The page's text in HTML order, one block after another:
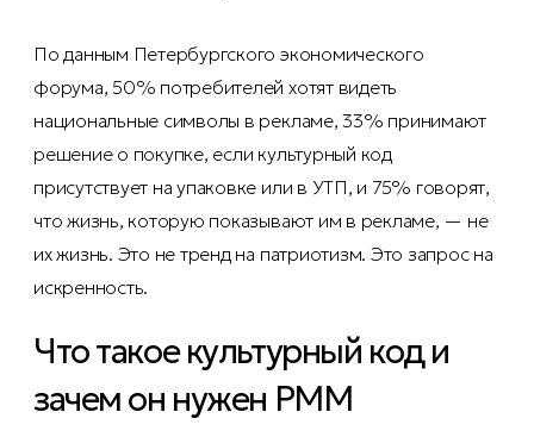
По данным Петербургского экономического
форума, 50% потребителей хотят видеть
национальные символы в рекламе, 33% принимают
решение о покупке, если культурный код
присутствует на упаковке или в УТП, и 75% говорят,
что жизнь, которую показывают им в рекламе, — не
их жизнь. Это не тренд на патриотизм. Это запрос на
искренность.
Что такое культурный код и
зачем он нужен PMM